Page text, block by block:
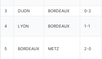
3 DIJON BORDEAUX 0-2
4 LYON BORDEAUX 1-1
5 BORDEAUX METZ 2-0